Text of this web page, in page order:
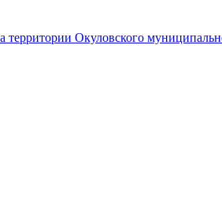
территории Окуловского